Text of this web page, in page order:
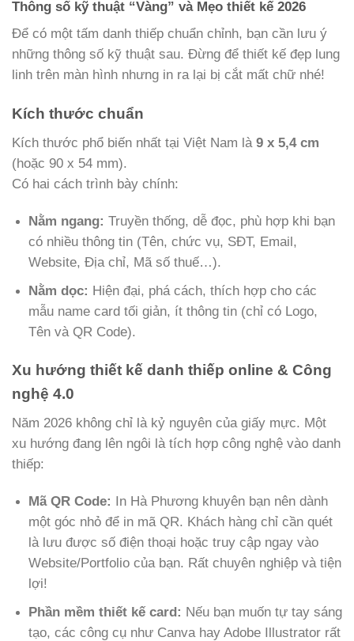
Thông số kỹ thuật “Vàng” và Mẹo thiết kế 2026
Để có một tấm danh thiếp chuẩn chỉnh, bạn cần lưu ý
những thông số kỹ thuật sau. Đừng để thiết kế đẹp lung
linh trên màn hình nhưng in ra lại bị cắt mất chữ nhé!
Kích thước chuẩn
Kích thước phổ biến nhất tại Việt Nam là 9 x 5,4 cm
(hoặc 90 x 54 mm).
Có hai cách trình bày chính:
Nằm ngang: Truyền thống, dễ đọc, phù hợp khi bạn
có nhiều thông tin (Tên, chức vụ, SĐT, Email,
Website, Địa chỉ, Mã số thuế…).
Nằm dọc: Hiện đại, phá cách, thích hợp cho các
mẫu name card tối giản, ít thông tin (chỉ có Logo,
Tên và QR Code).
Xu hướng thiết kế danh thiếp online & Công
nghệ 4.0
Năm 2026 không chỉ là kỷ nguyên của giấy mực. Một
xu hướng đang lên ngôi là tích hợp công nghệ vào danh
thiếp:
Mã QR Code: In Hà Phương khuyên bạn nên dành
một góc nhỏ để in mã QR. Khách hàng chỉ cần quét
là lưu được số điện thoại hoặc truy cập ngay vào
Website/Portfolio của bạn. Rất chuyên nghiệp và tiện
lợi!
Phần mềm thiết kế card: Nếu bạn muốn tự tay sáng
tạo, các công cụ như Canva hay Adobe Illustrator rất